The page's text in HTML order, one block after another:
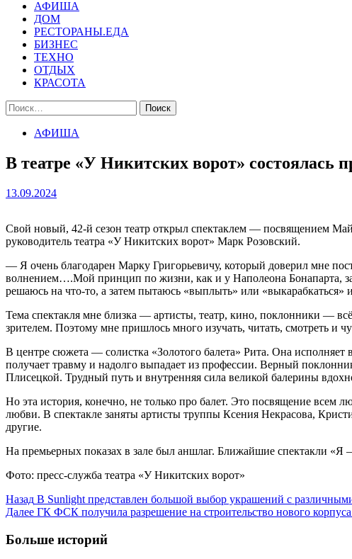
АФИША
ДОМ
РЕСТОРАНЫ.ЕДА
БИЗНЕС
ТЕХНО
ОТДЫХ
КРАСОТА
Найти:
АФИША
В театре «У Никитских ворот»
13.09.2024
Свой новый, 42-й сезон театр открыл спектаклем — посвящением
руководитель театра «У Никитских ворот» Марк Розовский.
— Я очень благодарен Марку Григорьевичу, который доверил мне
волнением….Мой принцип по жизни, как и у Наполеона Бонапарта,
решаюсь на что-то, а затем пытаюсь «выплыть» или «выкарабкаться»
Тема спектакля мне близка — артисты, театр, кино, поклонники —
зрителем. Поэтому мне пришлось много изучать, читать, смотреть и
В центре сюжета — солистка «Золотого балета» Рита. Она исполняет
получает травму и надолго выпадает из профессии. Верный
Плисецкой. Трудный путь и внутренняя сила великой балерины
Но эта история, конечно, не только про балет. Это посвящение всем
любви. В спектакле заняты артисты труппы Ксения Некрасова,
другие.
На премьерных показах в зале был аншлаг. Ближайшие спектакли
Фото: пресс-служба театра «У Никитских ворот»
Post
Navigation
Назад В Sunlight представлен большой выбор украшений с
Далее ГК ФСК получила разрешение на строительство нового
Больше историй